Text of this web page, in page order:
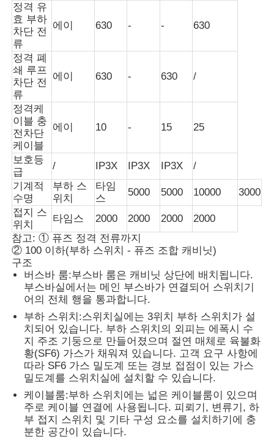
정격 유
효 부하
차단 전
류
에이 630 - - 630
정격 폐
쇄 루프
차단 전
류
에이 630 - 630 /
정격케
이블 충
전차단
케이블
에이 10 - 15 25
보호등
급
/ IP3X IP3X IP3X
/
기계적
수명
부하 스
위치
타임
스
5000 5000 10000
3000
접지 스
위치
타임스 2000 2000 2000
2000
참고: ① 퓨즈 정격 전류까지
② 100 이하(부하 스위치 - 퓨즈 조합 캐비닛)
구조
버스바 룸:부스바 룸은 캐비닛 상단에 배치됩니다.
부스바실에서는 메인 부스바가 연결되어 스위치기
어의 전체 행을 통과합니다.
부하 스위치:스위치실에는 3위치 부하 스위치가 설
치되어 있습니다. 부하 스위치의 외피는 에폭시 수
지 주조 기둥으로 만들어졌으며 절연 매체로 육불화
황(SF6) 가스가 채워져 있습니다. 고객 요구 사항에
따라 SF6 가스 밀도계 또는 경보 접점이 있는 가스
밀도계를 스위치실에 설치할 수 있습니다.
케이블룸:부하 스위치에는 넓은 케이블룸이 있으며
주로 케이블 연결에 사용됩니다. 피뢰기, 변류기, 하
부 접지 스위치 및 기타 구성 요소를 설치하기에 충
분한 공간이 있습니다.